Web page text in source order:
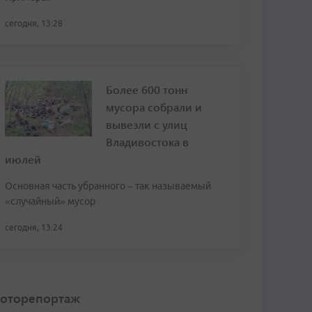
сегодня, 13:28
Более 600 тонн
мусора собрали и
вывезли с улиц
Владивостока в
июлей
Основная часть убранного – так называемый
«случайный» мусор
сегодня, 13:24